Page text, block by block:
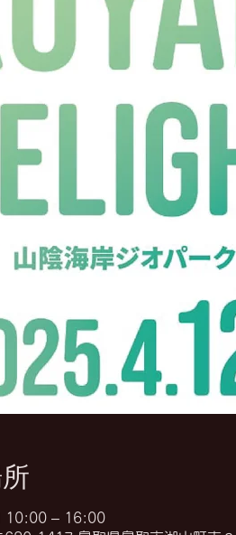
10:00 – 16:00